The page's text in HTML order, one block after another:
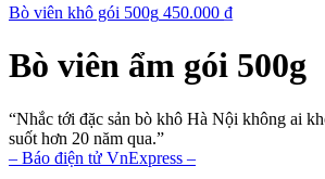
Bò viên khô gói 500g 450.000 ₫
Bò viên ẩm gói 500g
“Nhắc tới đặc sản bò khô Hà Nội không ai
suốt hơn 20 năm qua.”
– Báo điện tử VnExpress –